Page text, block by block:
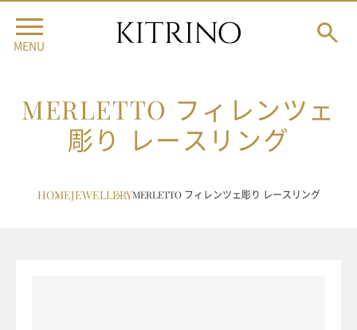
MENU
MERLETTO フィレンツェ
彫り レースリング
HOMEJEWELLERYMERLETTO フィレンツェ彫り レースリング